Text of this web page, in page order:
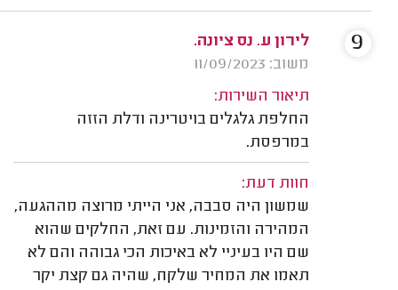
לירון ע. נס ציונה.
משוב: 11/09/2023
תיאור השירות:
החלפת גלגלים בויטרינה ודלת הזזה
במרפסת.
חוות דעת:
שמשון היה סבבה, אני הייתי מרוצה מההגעה,
המהירה והזמינות. עם זאת, החלקים שהוא
שם היו בעיניי לא באיכות הכי גבוהה והם לא
תאמו את המחיר שלקח, שהיה גם קצת יקר
9